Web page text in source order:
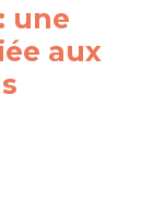
une
aux